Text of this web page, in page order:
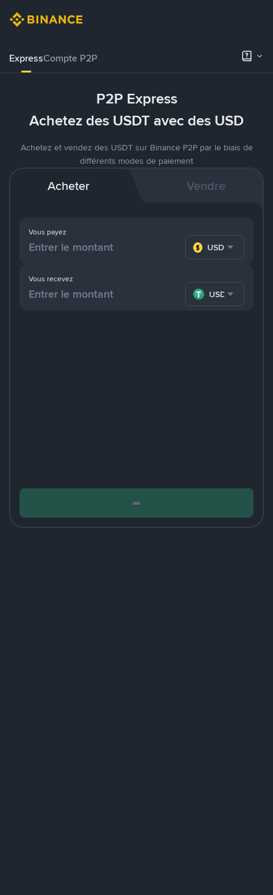
ExpressCompte P2P
P2P Express
Achetez des USDT avec des USD
Achetez et vendez des USDT sur Binance P2P par le biais de
différents modes de paiement
Acheter Vendre
Vous payez
USD
Vous recevez
USDT